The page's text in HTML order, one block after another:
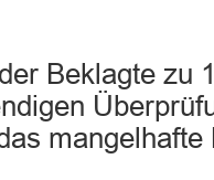
Beklagte zu